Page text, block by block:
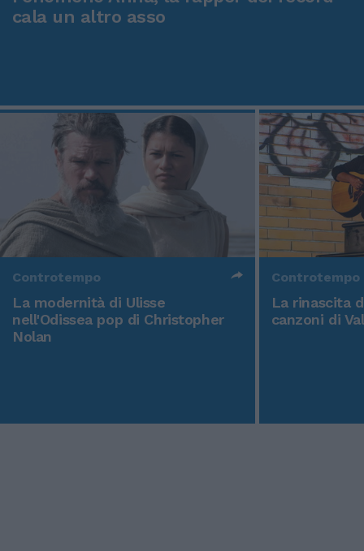
cala un altro asso
Controtempo
La modernità di Ulisse
nell'Odissea pop di Christopher
Nolan
Controtempo
La rinascita
canzoni di